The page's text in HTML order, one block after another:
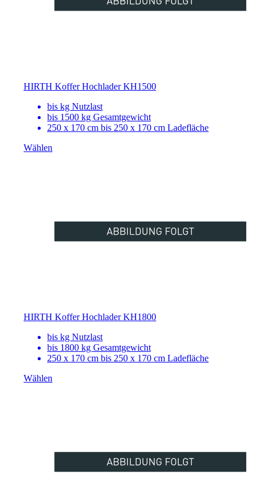
HIRTH Koffer Hochlader KH1500
bis kg Nutzlast
bis 1500 kg Gesamtgewicht
250 x 170 cm bis 250 x 170 cm Ladefläche
Wählen
HIRTH Koffer Hochlader KH1800
bis kg Nutzlast
bis 1800 kg Gesamtgewicht
250 x 170 cm bis 250 x 170 cm Ladefläche
Wählen